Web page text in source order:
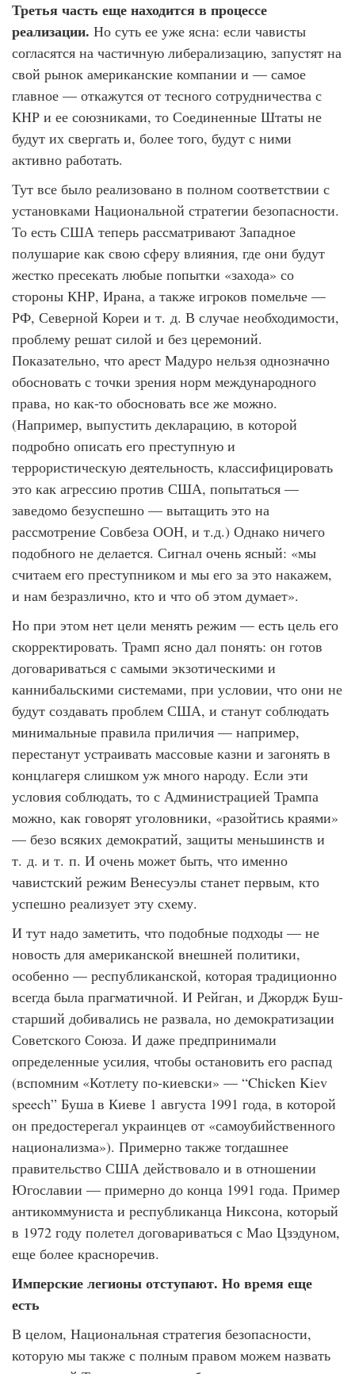
Третья часть еще находится в процессе
реализации. Но суть ее уже ясна: если чависты
согласятся на частичную либерализацию, запустят на
свой рынок американские компании и — самое
главное — откажутся от тесного сотрудничества с
КНР и ее союзниками, то Соединенные Штаты не
будут их свергать и, более того, будут с ними
активно работать.
Тут все было реализовано в полном соответствии с
установками Национальной стратегии безопасности.
То есть США теперь рассматривают Западное
полушарие как свою сферу влияния, где они будут
жестко пресекать любые попытки «захода» со
стороны КНР, Ирана, а также игроков помельче —
РФ, Северной Кореи и т. д. В случае необходимости,
проблему решат силой и без церемоний.
Показательно, что арест Мадуро нельзя однозначно
обосновать с точки зрения норм международного
права, но как-то обосновать все же можно.
(Например, выпустить декларацию, в которой
подробно описать его преступную и
террористическую деятельность, классифицировать
это как агрессию против США, попытаться —
заведомо безуспешно — вытащить это на
рассмотрение Совбеза ООН, и т.д.) Однако ничего
подобного не делается. Сигнал очень ясный: «мы
считаем его преступником и мы его за это накажем,
и нам безразлично, кто и что об этом думает».
Но при этом нет цели менять режим — есть цель его
скорректировать. Трамп ясно дал понять: он готов
договариваться с самыми экзотическими и
каннибальскими системами, при условии, что они не
будут создавать проблем США, и станут соблюдать
минимальные правила приличия — например,
перестанут устраивать массовые казни и загонять в
концлагеря слишком уж много народу. Если эти
условия соблюдать, то с Администрацией Трампа
можно, как говорят уголовники, «разойтись краями»
— безо всяких демократий, защиты меньшинств и
т. д. и т. п. И очень может быть, что именно
чавистский режим Венесуэлы станет первым, кто
успешно реализует эту схему.
И тут надо заметить, что подобные подходы — не
новость для американской внешней политики,
особенно — республиканской, которая традиционно
всегда была прагматичной. И Рейган, и Джордж Буш-
старший добивались не развала, но демократизации
Советского Союза. И даже предпринимали
определенные усилия, чтобы остановить его распад
(вспомним «Котлету по-киевски» — “Chicken Kiev
speech” Буша в Киеве 1 августа 1991 года, в которой
он предостерегал украинцев от «самоубийственного
национализма»). Примерно также тогдашнее
правительство США действовало и в отношении
Югославии — примерно до конца 1991 года. Пример
антикоммуниста и республиканца Никсона, который
в 1972 году полетел договариваться с Мао Цзэдуном,
еще более красноречив.
Имперские легионы отступают. Но время еще
есть
В целом, Национальная стратегия безопасности,
которую мы также с полным правом можем назвать